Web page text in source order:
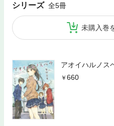
シリーズ 全5冊
未購入巻
アオイハルノス
660